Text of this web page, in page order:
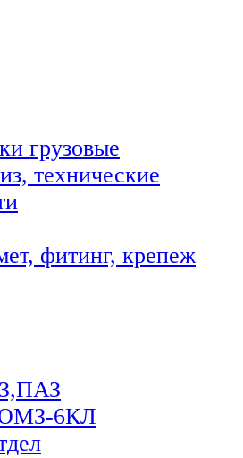
грузовые
технические
фитинг, крепеж
6КЛ